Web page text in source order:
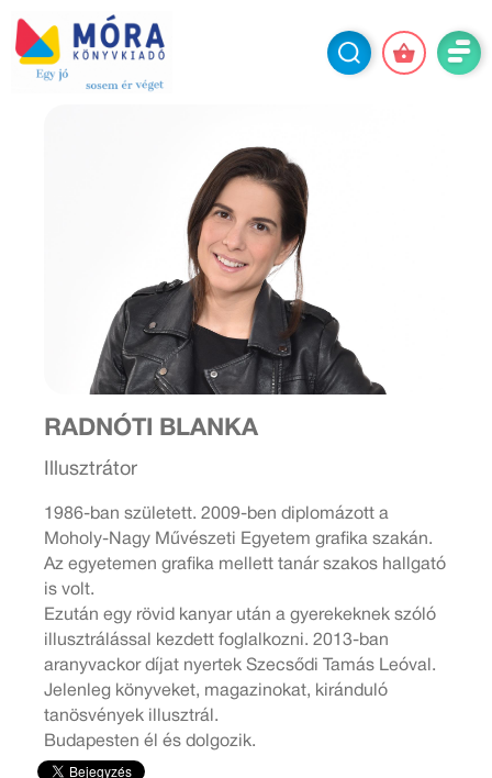
RADNÓTI BLANKA
Illusztrátor
1986-ban született. 2009-ben diplomázott a
Moholy-Nagy Művészeti Egyetem grafika szakán.
Az egyetemen grafika mellett tanár szakos hallgató
is volt.
Ezután egy rövid kanyar után a gyerekeknek szóló
illusztrálással kezdett foglalkozni. 2013-ban
aranyvackor díjat nyertek Szecsődi Tamás Leóval.
Jelenleg könyveket, magazinokat, kiránduló
tanösvények illusztrál.
Budapesten él és dolgozik.